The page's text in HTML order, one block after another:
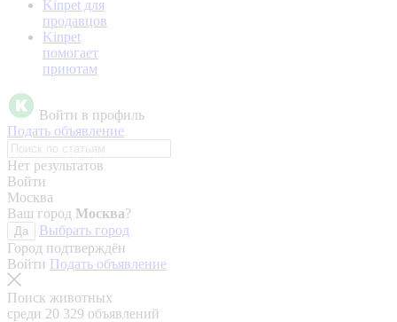
Kinpet для
продавцов
Kinpet
помогает
приютам
Войти в профиль
Подать объявление
Нет результатов
Войти
Москва
Ваш город Москва?
Да
Выбрать город
Город подтверждён
Войти Подать объявление
Поиск животных
среди 20 329 объявлений